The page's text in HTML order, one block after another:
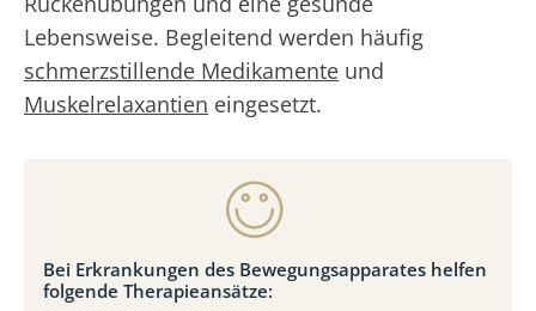
Lebensweise. Begleitend werden häufig
schmerzstillende Medikamente und
Muskelrelaxantien eingesetzt.
Bei Erkrankungen des Bewegungsapparates helfen
folgende Therapieansätze: